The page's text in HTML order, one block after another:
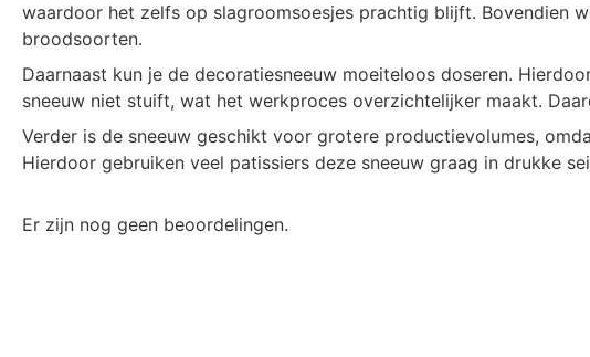
waardoor het zelfs op slagroomsoesjes prachtig blijft. Bovendien
broodsoorten.
Daarnaast kun je de decoratiesneeuw moeiteloos doseren.
sneeuw niet stuift, wat het werkproces overzichtelijker maakt.
Verder is de sneeuw geschikt voor grotere productievolumes,
Hierdoor gebruiken veel patissiers deze sneeuw graag in drukke
Er zijn nog geen beoordelingen.